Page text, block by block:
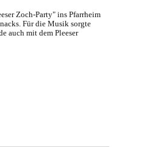
Zoch-Party" ins Pfarrheim
Für die Musik sorgte
auch mit dem Pleeser